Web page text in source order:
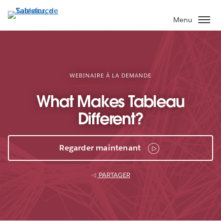
Aller
au
contenu
Menu
WEBINAIRE À LA DEMANDE
What Makes Tableau
Different?
Regarder maintenant
PARTAGER